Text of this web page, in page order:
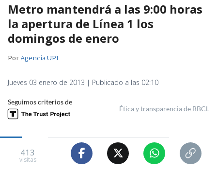
Metro mantendrá a las 9:00 horas
la apertura de Línea 1 los
domingos de enero
PorAgencia UPI
Jueves 03 enero de 2013 | Publicado a las 02:10
Seguimos criterios de
Ética y transparencia de BBCL
413
visitas